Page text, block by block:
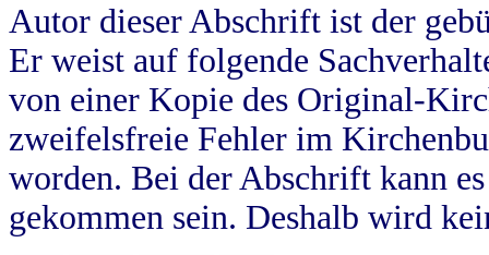
Autor dieser Abschrift ist der
Er weist auf folgende
von einer Kopie des Original-
zweifelsfreie Fehler im
worden. Bei der Abschrift kann
gekommen sein. Deshalb wird